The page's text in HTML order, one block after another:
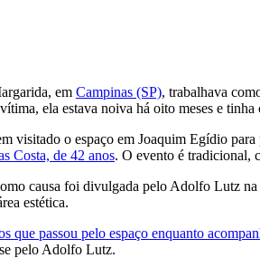
em Campinas (SP), trabalhava
ela estava noiva há oito meses e
visitado o espaço em Joaquim Egídio
Costa, de 42 anos. O evento é tradicional,
causa foi divulgada pelo Adolfo Lutz
estética.
que passou pelo espaço enquanto
pelo Adolfo Lutz.